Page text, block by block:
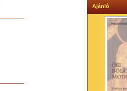
Ajánló